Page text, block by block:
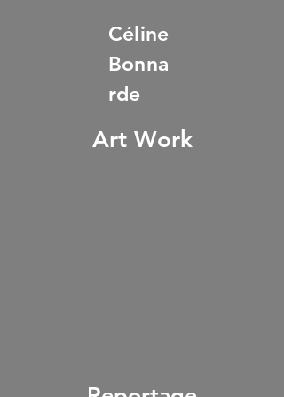
Céline
Bonna
rde
Art Work